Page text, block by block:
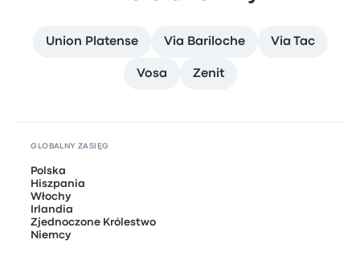
Union Platense Via Bariloche Via Tac
Vosa Zenit
GLOBALNY ZASIĘG
Polska
Hiszpania
Włochy
Irlandia
Zjednoczone Królestwo
Niemcy